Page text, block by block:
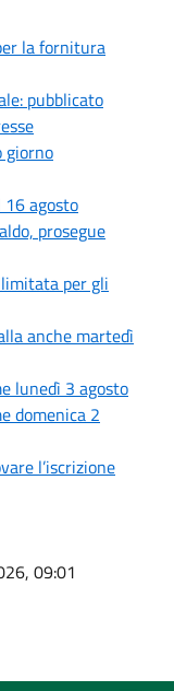
la fornitura
pubblicato
giorno
agosto
prosegue
per gli
anche martedì
lunedì 3 agosto
domenica 2
l’iscrizione
09:01